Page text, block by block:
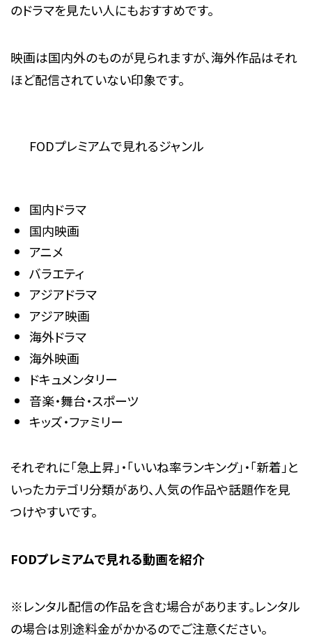
のドラマを見たい人にもおすすめです。
映画は国内外のものが見られますが、海外作品はそれ
ほど配信されていない印象です。
FODプレミアムで見れるジャンル
国内ドラマ
国内映画
アニメ
バラエティ
アジアドラマ
アジア映画
海外ドラマ
海外映画
ドキュメンタリー
音楽・舞台・スポーツ
キッズ・ファミリー
それぞれに「急上昇」・「いいね率ランキング」・「新着」と
いったカテゴリ分類があり、人気の作品や話題作を見
つけやすいです。
FODプレミアムで見れる動画を紹介
※レンタル配信の作品を含む場合があります。レンタル
の場合は別途料金がかかるのでご注意ください。